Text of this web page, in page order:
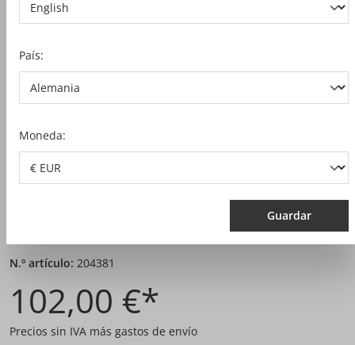
Bildergalerie überspringen
N.º artículo: 204381
102,00 €*
Precios sin IVA más gastos de envío
País:
Moneda:
Guardar